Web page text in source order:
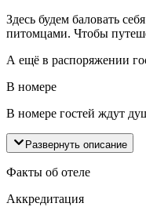
Здесь будем баловать
питомцами. Чтобы
А ещё в распоряжении
В номере
В номере гостей ждут
Развернуть описание
Факты об отеле
Аккредитация